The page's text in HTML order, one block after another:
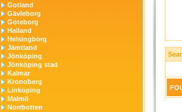
Gotland
Gävleborg
Göteborg
Halland
Helsingborg
Jämtland
Jönköping
Jönköping stad
Kalmar
Kronoberg
Linköping
Malmö
Norrbotten